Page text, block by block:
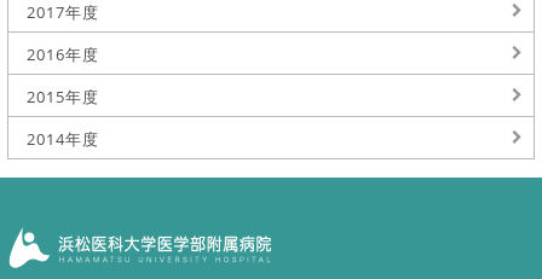
2017年度
2016年度
2015年度
2014年度